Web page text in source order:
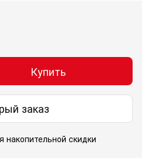
Купить
заказ
накопительной скидки